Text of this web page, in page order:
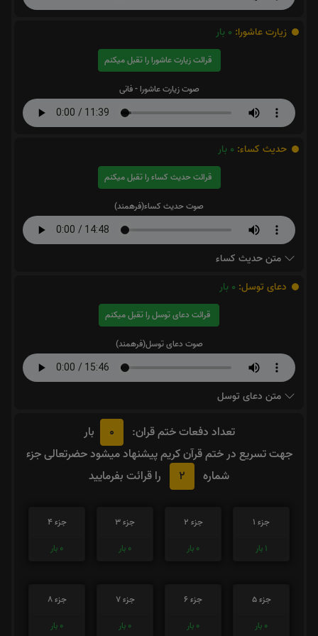
زیارت عاشورا: 0 بار
قرائت زیارت عاشورا را تقبل میکنم
صوت زیارت عاشورا - فانی
حدیث کساء: 0 بار
قرائت حدیث کساء را تقبل میکنم
صوت حدیث کساء(فرهمند)
متن حدیث کساء
دعای توسل: 0 بار
قرائت دعای توسل را تقبل میکنم
صوت دعای توسل(فرهمند)
متن دعای توسل
تعداد دفعات ختم قران: 0
بار
جهت تسریع در ختم قرآن کریم پیشنهاد میشود حضرتعالی جزء
شماره
2 را قرائت بفرمایید
جزء 1
1 بار
جزء 2
0 بار
جزء 3
0 بار
جزء 4
0 بار
جزء 5
0 بار
جزء 6
0 بار
جزء 7
0 بار
جزء 8
0 بار